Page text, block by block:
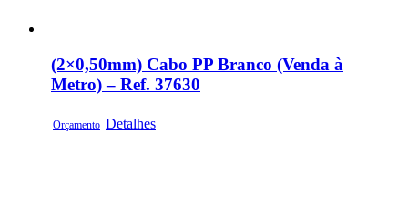
(2×0,50mm) Cabo PP Branco (Venda à
Metro) – Ref. 37630
Orçamento Detalhes